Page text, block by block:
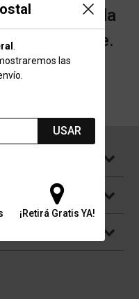
las
USAR
¡Retirá Gratis YA!
para la
que buscaste.